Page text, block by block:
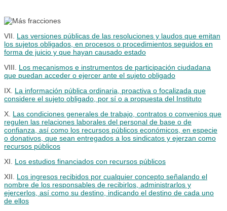
VII. Las versiones públicas de las resoluciones y laudos que emitan
los sujetos obligados, en procesos o procedimientos seguidos en
forma de juicio y que hayan causado estado
VIII. Los mecanismos e instrumentos de participación ciudadana
que puedan acceder o ejercer ante el sujeto obligado
IX. La información pública ordinaria, proactiva o focalizada que
considere el sujeto obligado, por sí o a propuesta del Instituto
X. Las condiciones generales de trabajo, contratos o convenios que
regulen las relaciones laborales del personal de base o de
confianza, así como los recursos públicos económicos, en especie
o donativos, que sean entregados a los sindicatos y ejerzan como
recursos públicos
XI. Los estudios financiados con recursos públicos
XII. Los ingresos recibidos por cualquier concepto señalando el
nombre de los responsables de recibirlos, administrarlos y
ejercerlos, así como su destino, indicando el destino de cada uno
de ellos